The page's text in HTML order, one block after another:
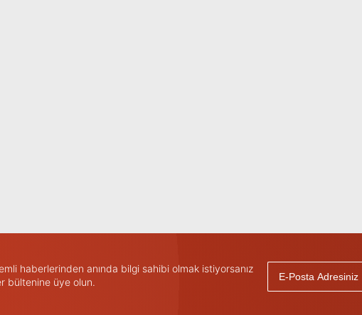
haberlerinden anında bilgi sahibi olmak istiyorsanız
bültenine üye olun.